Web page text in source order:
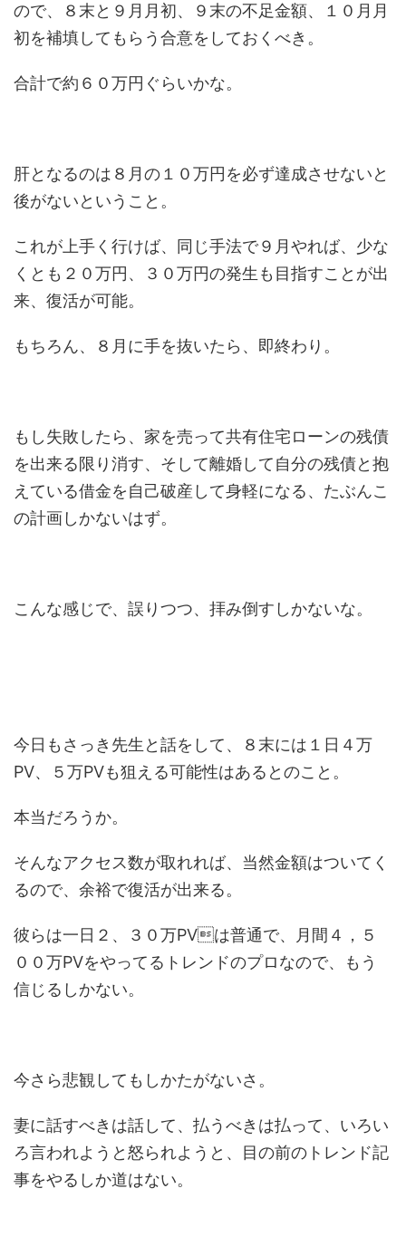
ので、８末と９月月初、９末の不足金額、１０月月
初を補填してもらう合意をしておくべき。
合計で約６０万円ぐらいかな。
肝となるのは８月の１０万円を必ず達成させないと
後がないということ。
これが上手く行けば、同じ手法で９月やれば、少な
くとも２０万円、３０万円の発生も目指すことが出
来、復活が可能。
もちろん、８月に手を抜いたら、即終わり。
もし失敗したら、家を売って共有住宅ローンの残債
を出来る限り消す、そして離婚して自分の残債と抱
えている借金を自己破産して身軽になる、たぶんこ
の計画しかないはず。
こんな感じで、誤りつつ、拝み倒すしかないな。
今日もさっき先生と話をして、８末には１日４万
PV、５万PVも狙える可能性はあるとのこと。
本当だろうか。
そんなアクセス数が取れれば、当然金額はついてく
るので、余裕で復活が出来る。
彼らは一日２、３０万PVは普通で、月間４，５
００万PVをやってるトレンドのプロなので、もう
信じるしかない。
今さら悲観してもしかたがないさ。
妻に話すべきは話して、払うべきは払って、いろい
ろ言われようと怒られようと、目の前のトレンド記
事をやるしか道はない。